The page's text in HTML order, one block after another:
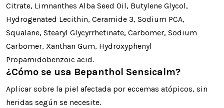
Citrate, Limnanthes Alba Seed Oil, Butylene Glycol,
Hydrogenated Lecithin, Ceramide 3, Sodium PCA,
Squalane, Stearyl Glycyrrhetinate, Carbomer, Sodium
Carbomer, Xanthan Gum, Hydroxyphenyl
Propamidobenzoic acid.
¿Cómo se usa Bepanthol Sensicalm?
Aplicar sobre la piel afectada por eccemas atópicos, sin
heridas según se necesite.